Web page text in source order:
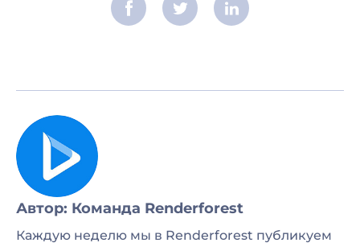
Автор: Команда Renderforest
Каждую неделю мы в Renderforest публикуем